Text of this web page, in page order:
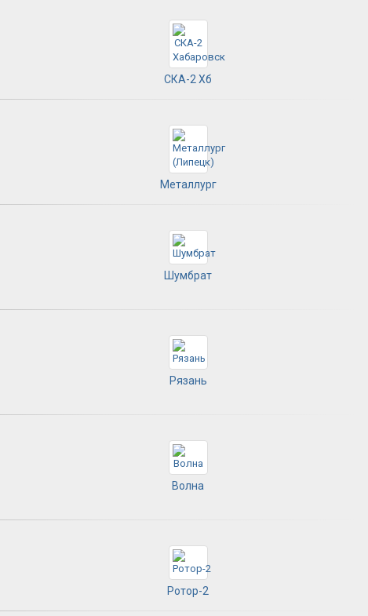
СКА-2 Хб
Металлург
Шумбрат
Рязань
Волна
Ротор-2